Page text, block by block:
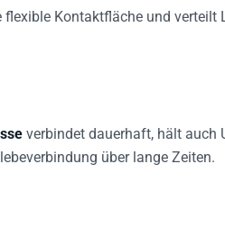
flexible Kontaktfläche und verteilt
verbindet dauerhaft, hält auch
über lange Zeiten.